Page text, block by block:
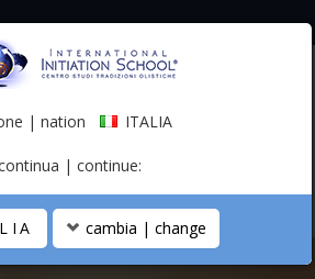
iscriviti alla mailing list
| nation ITALIA
| continue:
cambia | change